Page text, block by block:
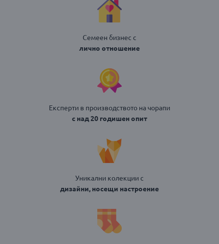
Семеен бизнес с
лично отношение
Експерти в производството на чорапи
с над 20 годишен опит
Уникални колекции с
дизайни, носещи настроение